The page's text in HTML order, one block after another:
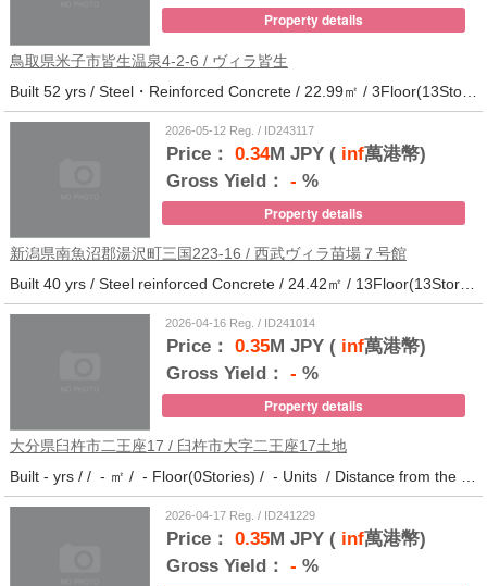
Property details
鳥取県米子市皆生温泉4-2-6 / ヴィラ皆生
Built 52 yrs / Steel・Reinforced Concrete / 22.99㎡ / 3Floor(13Stories) / 138Units / Distance from the station.
2026-05-12 Reg. / ID243117
Price： 0.34M JPY (inf萬港幣)
Gross Yield： - %
Property details
新潟県南魚沼郡湯沢町三国223-16 / 西武ヴィラ苗場７号館
Built 40 yrs / Steel reinforced Concrete / 24.42㎡ / 13Floor(13Stories) / 372Units / Distance from the station.
2026-04-16 Reg. / ID241014
Price： 0.35M JPY (inf萬港幣)
Gross Yield： - %
Property details
大分県臼杵市二王座17 / 臼杵市大字二王座17土地
2026-04-17 Reg. / ID241229
Price： 0.35M JPY (inf萬港幣)
Gross Yield： - %